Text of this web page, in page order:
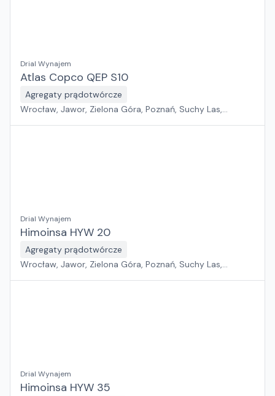
Drial Wynajem
Atlas Copco QEP S10
Agregaty prądotwórcze
Wrocław, Jawor, Zielona Góra, Poznań, Suchy Las,
Drial Wynajem
Himoinsa HYW 20
Agregaty prądotwórcze
Wrocław, Jawor, Zielona Góra, Poznań, Suchy Las,
Drial Wynajem
Himoinsa HYW 35